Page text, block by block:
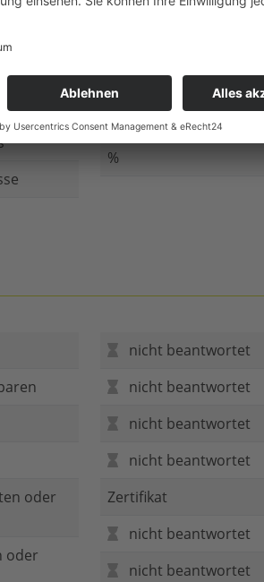
nicht beantwortet
nicht beantwortet
nicht beantwortet
%
oder
oder
nicht beantwortet
nicht beantwortet
nicht beantwortet
nicht beantwortet
Zertifikat
nicht beantwortet
nicht beantwortet